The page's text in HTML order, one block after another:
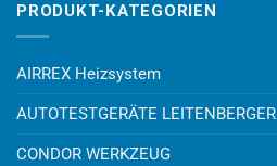
PRODUKT-KATEGORIEN
AIRREX Heizsystem
AUTOTESTGERÄTE LEITENBERGER
CONDOR WERKZEUG